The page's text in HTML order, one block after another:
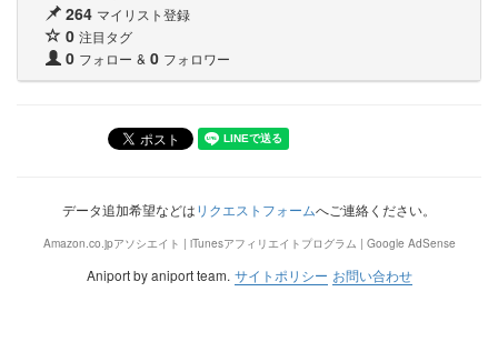
264 マイリスト登録
0 注目タグ
0 フォロー & 0 フォロワー
データ追加希望などはリクエストフォームへご連絡ください。
Amazon.co.jpアソシエイト | iTunesアフィリエイトプログラム | Google AdSense
Aniport by aniport team. サイトポリシー お問い合わせ